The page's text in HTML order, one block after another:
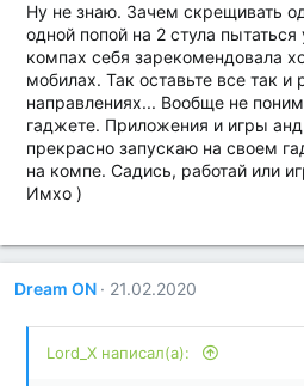
Ну не знаю. Зачем скрещивать
одной попой на 2 стула
компах себя зарекомендовала
мобилах. Так оставьте все так и
направлениях... Вообще не
гаджете. Приложения и игры
прекрасно запускаю на своем
на компе. Садись, работай или
Имхо )
Dream ON 21.02.2020
Lord_X написал(а):